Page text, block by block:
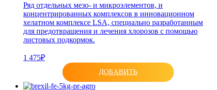
Ряд отдельных мезо- и микроэлементов, и
концентрированных комплексов в инновационном
хелатном комплексе LSA, специально разработанным
для предотвращения и лечения хлорозов с помощью
листовых подкормок.
1 475₽
ДОБАВИТЬ